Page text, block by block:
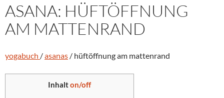
ASANA: HÜFTÖFFNUNG
AM MATTENRAND
yogabuch /asanas / hüftöffnung am mattenrand
Inhalton/off